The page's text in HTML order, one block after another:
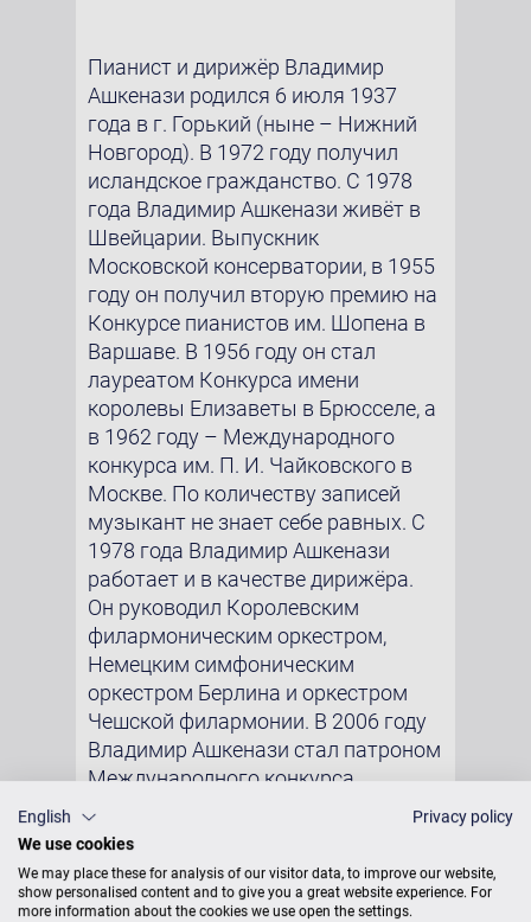
Пианист и дирижёр Владимир
Ашкенази родился 6 июля 1937
года в г. Горький (ныне – Нижний
Новгород). В 1972 году получил
исландское гражданство. С 1978
года Владимир Ашкенази живёт в
Швейцарии. Выпускник
Московской консерватории, в 1955
году он получил вторую премию на
Конкурсе пианистов им. Шопена в
Варшаве. В 1956 году он стал
лауреатом Конкурса имени
королевы Елизаветы в Брюсселе, а
в 1962 году – Международного
конкурса им. П. И. Чайковского в
Москве. По количеству записей
музыкант не знает себе равных. С
1978 года Владимир Ашкенази
работает и в качестве дирижёра.
Он руководил Королевским
филармоническим оркестром,
Немецким симфоническим
оркестром Берлина и оркестром
Чешской филармонии. В 2006 году
Владимир Ашкенази стал патроном
Международного конкурса
пианистов имени Карла Бехштейна,
проводимого в городах Рурской
области.
Фото: Пётр Новак, Wikipedia
English
Privacy policy
We use cookies
We may place these for analysis of our visitor data, to improve our website,
show personalised content and to give you a great website experience. For
more information about the cookies we use open the settings.